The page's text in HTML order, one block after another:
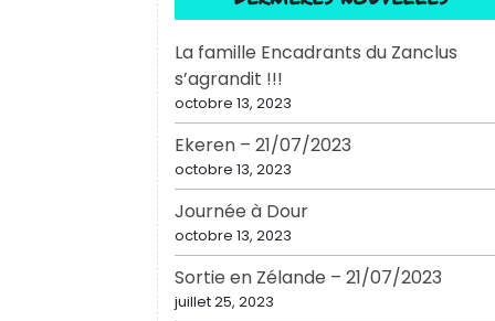
La famille Encadrants du Zanclus
s’agrandit !!!
octobre 13, 2023
Ekeren – 21/07/2023
octobre 13, 2023
Journée à Dour
octobre 13, 2023
Sortie en Zélande – 21/07/2023
juillet 25, 2023